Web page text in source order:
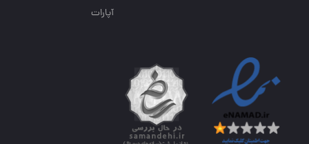
آپارات